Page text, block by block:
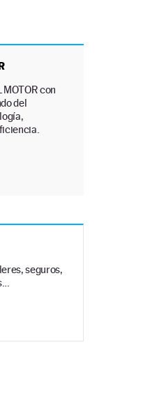
con
del
seguros,